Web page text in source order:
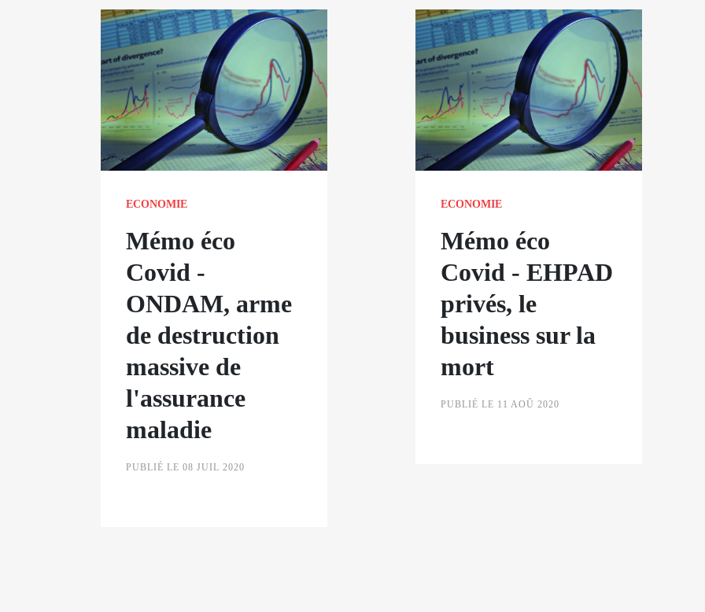
ECONOMIE
Mémo éco
Covid -
ONDAM, arme
de destruction
massive de
l'assurance
maladie
PUBLIÉ LE 08 JUIL 2020
ECONOMIE
Mémo éco
Covid - EHPAD
privés, le
business sur la
mort
PUBLIÉ LE 11 AOÛ 2020